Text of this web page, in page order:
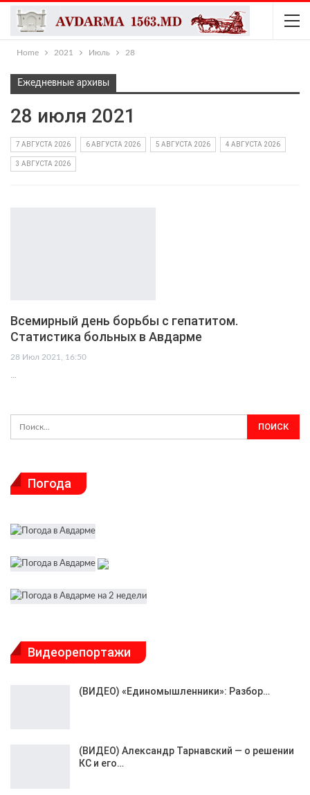
Home 2021 Июль 28
Ежедневные архивы
28 июля 2021
7 АВГУСТА 2026 6 АВГУСТА 2026 5 АВГУСТА 2026 4 АВГУСТА 2026
3 АВГУСТА 2026
Всемирный день борьбы с гепатитом.
Статистика больных в Авдарме
28 Июл 2021, 16:50
…
Погода
Видеорепортажи
(ВИДЕО) «Единомышленники»: Разбор…
(ВИДЕО) Александр Тарнавский — о решении
КС и его…